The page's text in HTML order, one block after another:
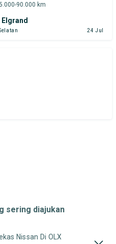
90.000 km
Elgrand
24 Jul
sering diajukan
Nissan Di OLX